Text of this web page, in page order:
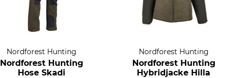
Nordforest Hunting
Nordforest Hunting
Hose Skadi
Nordforest Hunting
Nordforest Hunting
Hybridjacke Hilla